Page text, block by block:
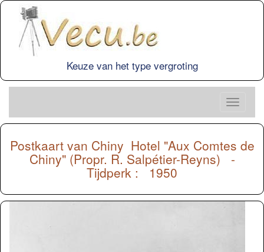
Keuze van het type vergroting
Postkaart van Chiny Hotel "Aux Comtes de
Chiny" (Propr. R. Salpétier-Reyns) -
Tijdperk : 1950